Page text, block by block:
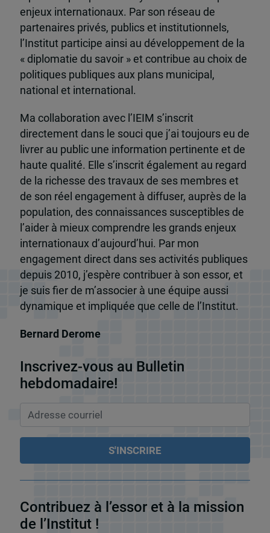
enjeux internationaux. Par son réseau de
partenaires privés, publics et institutionnels,
l’Institut participe ainsi au développement de la
« diplomatie du savoir » et contribue au choix de
politiques publiques aux plans municipal,
national et international.
Ma collaboration avec l’IEIM s’inscrit
directement dans le souci que j’ai toujours eu de
livrer au public une information pertinente et de
haute qualité. Elle s’inscrit également au regard
de la richesse des travaux de ses membres et
de son réel engagement à diffuser, auprès de la
population, des connaissances susceptibles de
l’aider à mieux comprendre les grands enjeux
internationaux d’aujourd’hui. Par mon
engagement direct dans ses activités publiques
depuis 2010, j’espère contribuer à son essor, et
je suis fier de m’associer à une équipe aussi
dynamique et impliquée que celle de l’Institut.
Bernard Derome
Inscrivez-vous au Bulletin
hebdomadaire!
Contribuez à l’essor et à la mission
de l’Institut !